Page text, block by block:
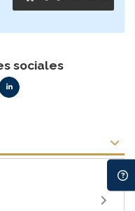
sociales